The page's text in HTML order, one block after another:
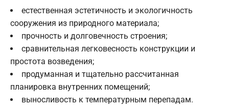
естественная эстетичность и экологичность
сооружения из природного материала;
прочность и долговечность строения;
сравнительная легковесность конструкции и
простота возведения;
продуманная и тщательно рассчитанная
планировка внутренних помещений;
выносливость к температурным перепадам.